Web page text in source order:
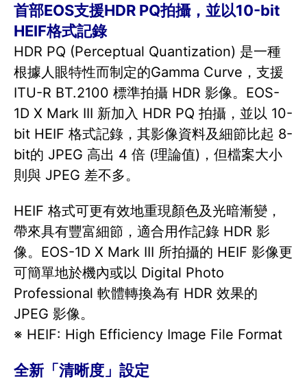
首部EOS支援HDR PQ拍攝，並以10-bit
HEIF格式記錄
HDR PQ (Perceptual Quantization) 是一種
根據人眼特性而制定的Gamma Curve，支援
ITU-R BT.2100 標準拍攝 HDR 影像。EOS-
1D X Mark III 新加入 HDR PQ 拍攝，並以 10-
bit HEIF 格式記錄，其影像資料及細節比起 8-
bit的 JPEG 高出 4 倍 (理論值)，但檔案大小
則與 JPEG 差不多。
HEIF 格式可更有效地重現顏色及光暗漸變，
帶來具有豐富細節，適合用作記錄 HDR 影
像。EOS-1D X Mark III 所拍攝的 HEIF 影像更
可簡單地於機內或以 Digital Photo
Professional 軟體轉換為有 HDR 效果的
JPEG 影像。
※ HEIF: High Efficiency Image File Format
全新「清晰度」設定